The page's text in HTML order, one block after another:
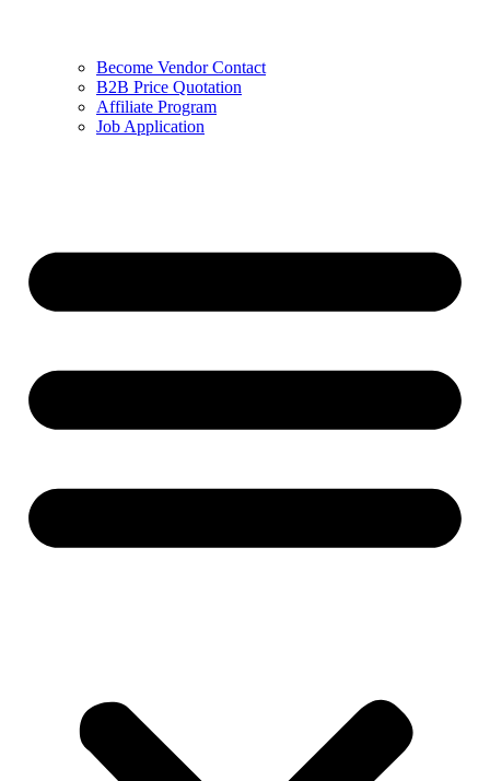
Become Vendor Contact
B2B Price Quotation
Affiliate Program
Job Application